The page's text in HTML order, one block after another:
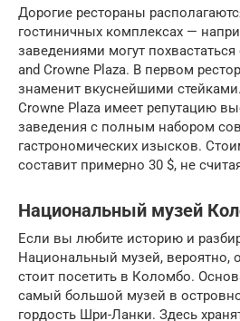
Дорогие рестораны
гостиничных комплексах —
заведениями могут
and Crowne Plaza. В первом
знаменит вкуснейшими
Crowne Plaza имеет репутацию
заведения с полным набором
гастрономических изысков.
составит примерно 30 $, не
Национальный музей
Если вы любите историю и
Национальный музей, вероятно,
стоит посетить в Коломбо.
самый большой музей в
гордость Шри-Ланки. Здесь